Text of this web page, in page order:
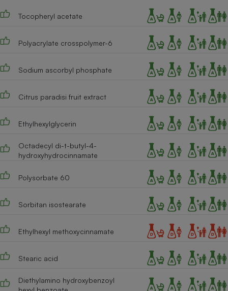
Tocopheryl acetate
Polyacrylate crosspolymer-6
Sodium ascorbyl phosphate
Citrus paradisi fruit extract
Ethylhexylglycerin
Octadecyl di-t-butyl-4-
hydroxyhydrocinnamate
Polysorbate 60
Sorbitan isostearate
Ethylhexyl methoxycinnamate
Stearic acid
Diethylamino hydroxybenzoyl